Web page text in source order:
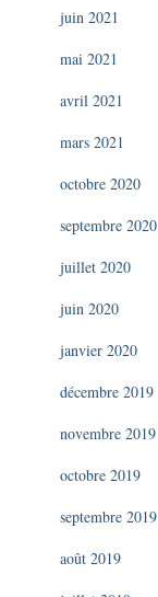
juin 2021
mai 2021
avril 2021
mars 2021
octobre 2020
septembre 2020
juillet 2020
juin 2020
janvier 2020
décembre 2019
novembre 2019
octobre 2019
septembre 2019
août 2019